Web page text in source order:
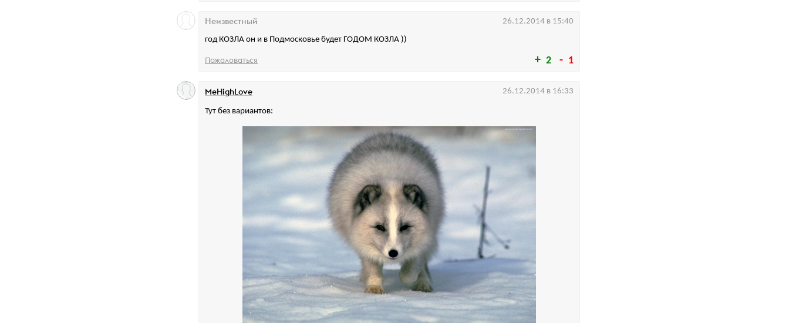
2 1
год КОЗЛА он и в Подмосковье будет ГОДОМ КОЗЛА ))
Неизвестный 26.12.2014 в 15:40
Пожаловаться
Тут без вариантов:
MeHighLove 26.12.2014 в 16:33